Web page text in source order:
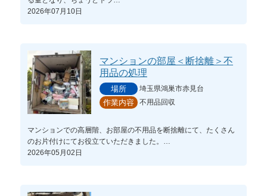
2026年07月10日
マンションの部屋＜断捨離＞不
用品の処理
場所 埼玉県鴻巣市赤見台
作業内容 不用品回収
マンションでの高層階、お部屋の不用品を断捨離にて、たくさん
のお片付けにてお役立ていただきました。…
2026年05月02日